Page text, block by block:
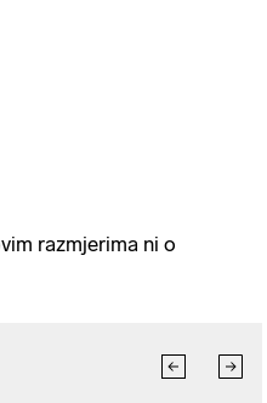
razmjerima ni o